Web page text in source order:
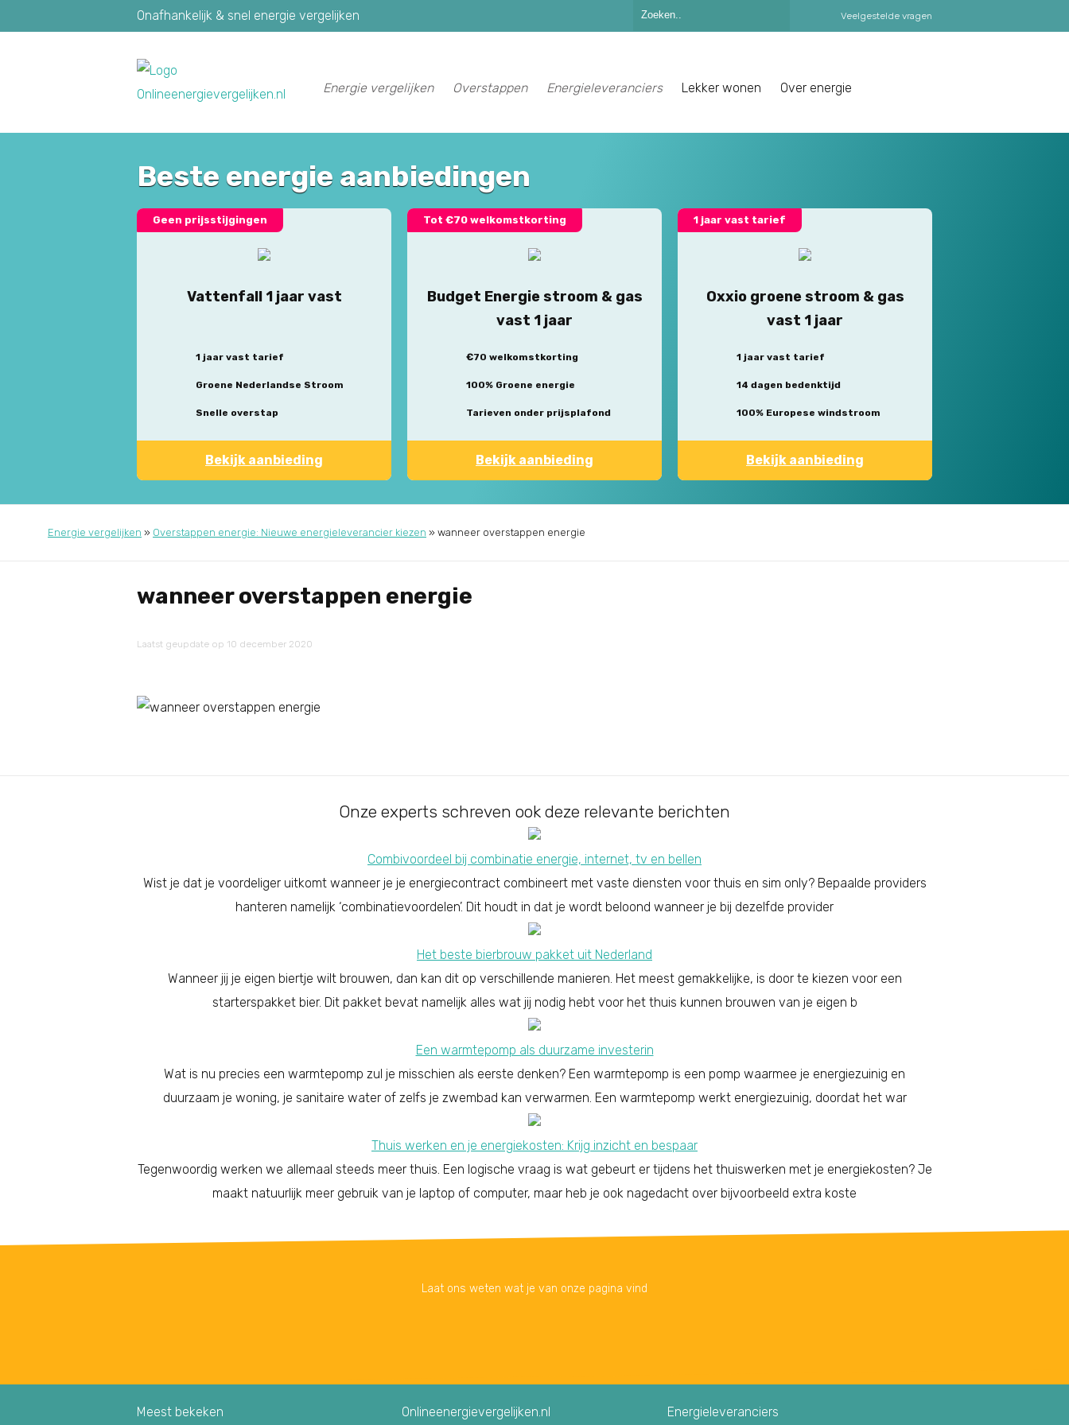
Onafhankelijk & snel energie vergelijken Veelgestelde vragen
Energie vergelijken Overstappen Energieleveranciers Lekker wonen Over energie
Beste energie aanbiedingen
Geen prijsstijgingen
Vattenfall 1 jaar vast
1 jaar vast tarief
Groene Nederlandse Stroom
Snelle overstap
Bekijk aanbieding
Tot €70 welkomstkorting
Budget Energie stroom & gas
vast 1 jaar
€70 welkomstkorting
100% Groene energie
Tarieven onder prijsplafond
Bekijk aanbieding
1 jaar vast tarief
Oxxio groene stroom & gas
vast 1 jaar
1 jaar vast tarief
14 dagen bedenktijd
100% Europese windstroom
Bekijk aanbieding
Energie vergelijken » Overstappen energie: Nieuwe energieleverancier kiezen » wanneer overstappen energie
wanneer overstappen energie
Laatst geupdate op 10 december 2020
Onze experts schreven ook deze relevante berichten
Combivoordeel bij combinatie energie, internet, tv en bellen
Wist je dat je voordeliger uitkomt wanneer je je energiecontract combineert met vaste diensten voor thuis en sim only? Bepaalde providers
hanteren namelijk ‘combinatievoordelen’. Dit houdt in dat je wordt beloond wanneer je bij dezelfde provider
Het beste bierbrouw pakket uit Nederland
Wanneer jij je eigen biertje wilt brouwen, dan kan dit op verschillende manieren. Het meest gemakkelijke, is door te kiezen voor een
starterspakket bier. Dit pakket bevat namelijk alles wat jij nodig hebt voor het thuis kunnen brouwen van je eigen b
Een warmtepomp als duurzame investerin
Wat is nu precies een warmtepomp zul je misschien als eerste denken? Een warmtepomp is een pomp waarmee je energiezuinig en
duurzaam je woning, je sanitaire water of zelfs je zwembad kan verwarmen. Een warmtepomp werkt energiezuinig, doordat het war
Thuis werken en je energiekosten: Krijg inzicht en bespaar
Tegenwoordig werken we allemaal steeds meer thuis. Een logische vraag is wat gebeurt er tijdens het thuiswerken met je energiekosten? Je
maakt natuurlijk meer gebruik van je laptop of computer, maar heb je ook nagedacht over bijvoorbeeld extra koste
Laat ons weten wat je van onze pagina vind
Meest bekeken Onlineenergievergelijken.nl Energieleveranciers